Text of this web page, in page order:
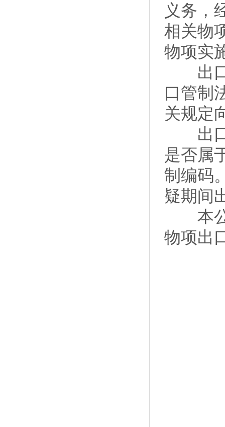
义务，
相关物
物项实
出口
口管制
关规定
出口
是否属
制编码
疑期间
本公
物项出